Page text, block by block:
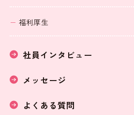
福利厚生
社員インタビュー
メッセージ
よくある質問